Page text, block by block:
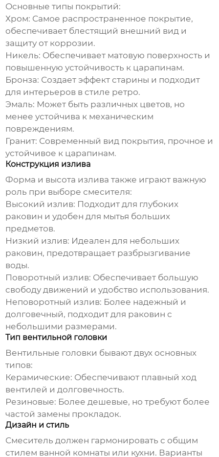
Основные типы покрытий:
Хром: Самое распространенное покрытие,
обеспечивает блестящий внешний вид и
защиту от коррозии.
Никель: Обеспечивает матовую поверхность и
повышенную устойчивость к царапинам.
Бронза: Создает эффект старины и подходит
для интерьеров в стиле ретро.
Эмаль: Может быть различных цветов, но
менее устойчива к механическим
повреждениям.
Гранит: Современный вид покрытия, прочное и
устойчивое к царапинам.
Конструкция излива
Форма и высота излива также играют важную
роль при выборе смесителя:
Высокий излив: Подходит для глубоких
раковин и удобен для мытья больших
предметов.
Низкий излив: Идеален для небольших
раковин, предотвращает разбрызгивание
воды.
Поворотный излив: Обеспечивает большую
свободу движений и удобство использования.
Неповоротный излив: Более надежный и
долговечный, подходит для раковин с
небольшими размерами.
Тип вентильной головки
Вентильные головки бывают двух основных
типов:
Керамические: Обеспечивают плавный ход
вентилей и долговечность.
Резиновые: Более дешевые, но требуют более
частой замены прокладок.
Дизайн и стиль
Смеситель должен гармонировать с общим
стилем ванной комнаты или кухни. Варианты